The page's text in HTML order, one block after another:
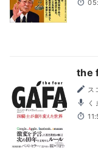
the
ス
く